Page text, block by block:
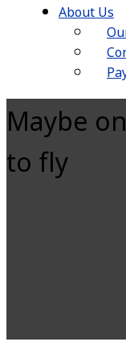
About Us
Maybe
to fly